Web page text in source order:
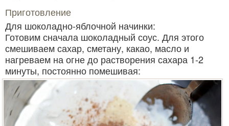
Приготовление
Для шоколадно-яблочной начинки:
Готовим сначала шоколадный соус. Для этого
смешиваем сахар, сметану, какао, масло и
нагреваем на огне до растворения сахара 1-2
минуты, постоянно помешивая: